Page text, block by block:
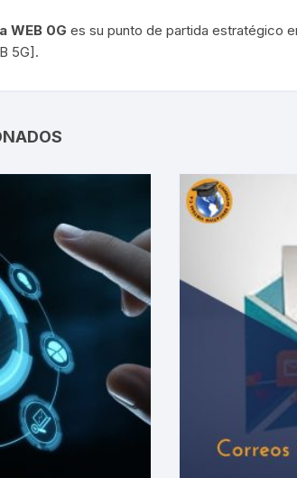
WEB 0G es su punto de partida estratégico
5G].